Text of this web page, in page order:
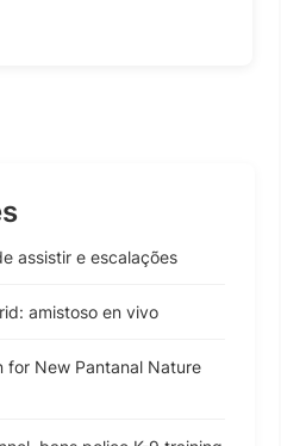
assistir e escalações
amistoso en vivo
for New Pantanal Nature